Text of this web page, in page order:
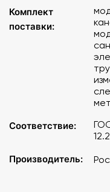
Объем
Предварительная
Объем
Предварительная
Максимальная
Комплект
поставки:
Соответствие:
Производитель: